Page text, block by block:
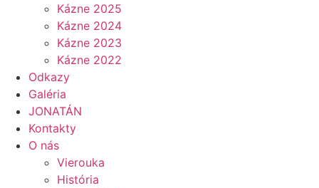
Kázne 2025
Kázne 2024
Kázne 2023
Kázne 2022
Odkazy
Galéria
JONATÁN
Kontakty
O nás
Vierouka
História